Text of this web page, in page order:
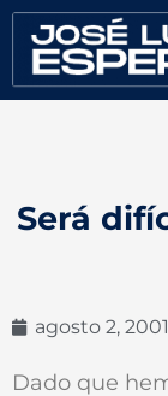
contenido
Será
agosto 2, 2001
Dado que